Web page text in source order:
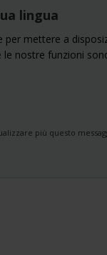
lingua
mettere a
nostre funzioni
più questo